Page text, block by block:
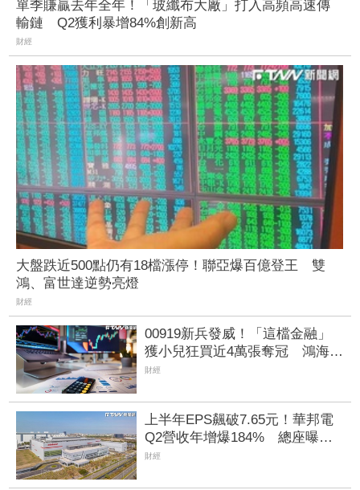
單季賺贏去年全年！「玻纖布大廠」打入高頻高速傳
輸鏈 Q2獲利暴增84%創新高
財經
大盤跌近500點仍有18檔漲停！聯亞爆百億登王 雙
鴻、富世達逆勢亮燈
財經
00919新兵發威！「這檔金融」
獲小兒狂買近4萬張奪冠 鴻海單
月營收衝破9000億成小兒新寵
財經
上半年EPS飆破7.65元！華邦電
Q2營收年增爆184% 總座曝
2027年記憶體供應更緊張
財經